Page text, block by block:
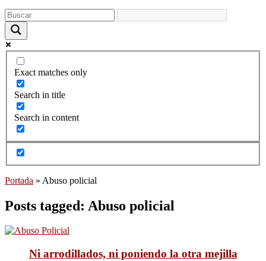
Exact matches only
Search in title
Search in content
Portada » Abuso policial
Posts tagged: Abuso policial
Ni arrodillados, ni poniendo la otra mejilla